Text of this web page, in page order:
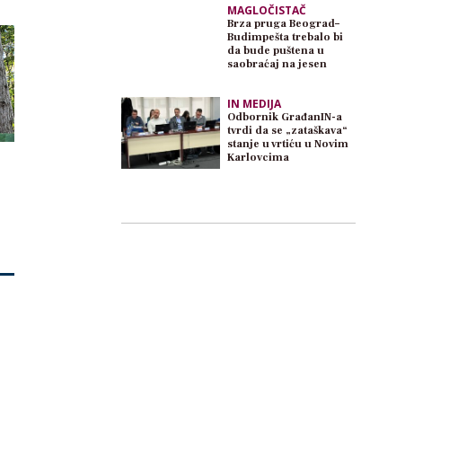
MAGLOČISTAČ
Brza pruga Beograd–
Budimpešta trebalo bi
da bude puštena u
saobraćaj na jesen
IN MEDIJA
Odbornik GrađanIN-a
tvrdi da se „zataškava“
stanje u vrtiću u Novim
Karlovcima